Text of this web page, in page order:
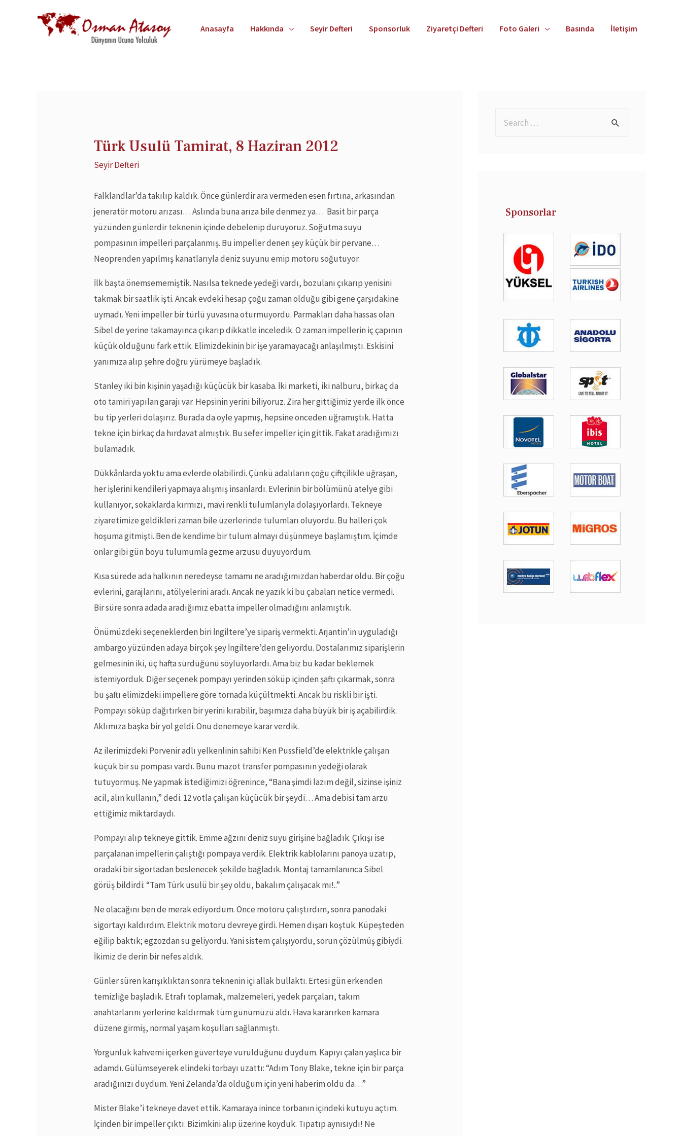
Anasayfa Hakkında Seyir Defteri Sponsorluk Ziyaretçi Defteri Foto Galeri Basında İletişim
Türk Usulü Tamirat, 8 Haziran 2012
Seyir Defteri
Falklandlar’da takılıp kaldık. Önce günlerdir ara vermeden esen fırtına, arkasından
jeneratör motoru arızası… Aslında buna arıza bile denmez ya… Basit bir parça
yüzünden günlerdir teknenin içinde debelenip duruyoruz. Soğutma suyu
pompasının impelleri parçalanmış. Bu impeller denen şey küçük bir pervane…
Neoprenden yapılmış kanatlarıyla deniz suyunu emip motoru soğutuyor.
İlk başta önemsememiştik. Nasılsa teknede yedeği vardı, bozulanı çıkarıp yenisini
takmak bir saatlik işti. Ancak evdeki hesap çoğu zaman olduğu gibi gene çarşıdakine
uymadı. Yeni impeller bir türlü yuvasına oturmuyordu. Parmakları daha hassas olan
Sibel de yerine takamayınca çıkarıp dikkatle inceledik. O zaman impellerin iç çapının
küçük olduğunu fark ettik. Elimizdekinin bir işe yaramayacağı anlaşılmıştı. Eskisini
yanımıza alıp şehre doğru yürümeye başladık.
Stanley iki bin kişinin yaşadığı küçücük bir kasaba. İki marketi, iki nalburu, birkaç da
oto tamiri yapılan garajı var. Hepsinin yerini biliyoruz. Zira her gittiğimiz yerde ilk önce
bu tip yerleri dolaşırız. Burada da öyle yapmış, hepsine önceden uğramıştık. Hatta
tekne için birkaç da hırdavat almıştık. Bu sefer impeller için gittik. Fakat aradığımızı
bulamadık.
Dükkânlarda yoktu ama evlerde olabilirdi. Çünkü adalıların çoğu çiftçilikle uğraşan,
her işlerini kendileri yapmaya alışmış insanlardı. Evlerinin bir bölümünü atelye gibi
kullanıyor, sokaklarda kırmızı, mavi renkli tulumlarıyla dolaşıyorlardı. Tekneye
ziyaretimize geldikleri zaman bile üzerlerinde tulumları oluyordu. Bu halleri çok
hoşuma gitmişti. Ben de kendime bir tulum almayı düşünmeye başlamıştım. İçimde
onlar gibi gün boyu tulumumla gezme arzusu duyuyordum.
Kısa sürede ada halkının neredeyse tamamı ne aradığımızdan haberdar oldu. Bir çoğu
evlerini, garajlarını, atölyelerini aradı. Ancak ne yazık ki bu çabaları netice vermedi.
Bir süre sonra adada aradığımız ebatta impeller olmadığını anlamıştık.
Önümüzdeki seçeneklerden biri İngiltere’ye sipariş vermekti. Arjantin’in uyguladığı
ambargo yüzünden adaya birçok şey İngiltere’den geliyordu. Dostalarımız siparişlerin
gelmesinin iki, üç hafta sürdüğünü söylüyorlardı. Ama biz bu kadar beklemek
istemiyorduk. Diğer seçenek pompayı yerinden söküp içinden şaftı çıkarmak, sonra
bu şaftı elimizdeki impellere göre tornada küçültmekti. Ancak bu riskli bir işti.
Pompayı söküp dağıtırken bir yerini kırabilir, başımıza daha büyük bir iş açabilirdik.
Aklımıza başka bir yol geldi. Onu denemeye karar verdik.
Az ilerimizdeki Porvenir adlı yelkenlinin sahibi Ken Pussfield’de elektrikle çalışan
küçük bir su pompası vardı. Bunu mazot transfer pompasının yedeği olarak
tutuyormuş. Ne yapmak istediğimizi öğrenince, “Bana şimdi lazım değil, sizinse işiniz
acil, alın kullanın,” dedi. 12 votla çalışan küçücük bir şeydi… Ama debisi tam arzu
ettiğimiz miktardaydı.
Pompayı alıp tekneye gittik. Emme ağzını deniz suyu girişine bağladık. Çıkışı ise
parçalanan impellerin çalıştığı pompaya verdik. Elektrik kablolarını panoya uzatıp,
oradaki bir sigortadan beslenecek şekilde bağladık. Montaj tamamlanınca Sibel
görüş bildirdi: “Tam Türk usulü bir şey oldu, bakalım çalışacak mı!..”
Ne olacağını ben de merak ediyordum. Önce motoru çalıştırdım, sonra panodaki
sigortayı kaldırdım. Elektrik motoru devreye girdi. Hemen dışarı koştuk. Küpeşteden
eğilip baktık; egzozdan su geliyordu. Yani sistem çalışıyordu, sorun çözülmüş gibiydi.
İkimiz de derin bir nefes aldık.
Günler süren karışıklıktan sonra teknenin içi allak bullaktı. Ertesi gün erkenden
temizliğe başladık. Etrafı toplamak, malzemeleri, yedek parçaları, takım
anahtarlarını yerlerine kaldırmak tüm günümüzü aldı. Hava kararırken kamara
düzene girmiş, normal yaşam koşulları sağlanmıştı.
Yorgunluk kahvemi içerken güverteye vurulduğunu duydum. Kapıyı çalan yaşlıca bir
adamdı. Gülümseyerek elindeki torbayı uzattı: “Adım Tony Blake, tekne için bir parça
aradığınızı duydum. Yeni Zelanda’da olduğum için yeni haberim oldu da…”
Mister Blake’i tekneye davet ettik. Kamaraya inince torbanın içindeki kutuyu açtım.
İçinden bir impeller çıktı. Bizimkini alıp üzerine koyduk. Tıpatıp aynısıydı! Ne
Sponsorlar